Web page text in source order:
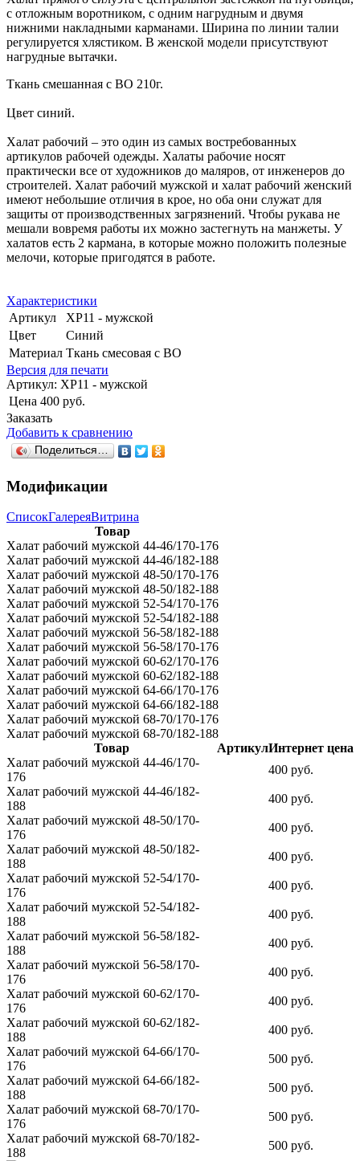
с отложным воротником, с одним нагрудным и двумя
нижними накладными карманами. Ширина по линии талии
регулируется хлястиком. В женской модели присутствуют
нагрудные вытачки.
Ткань смешанная с ВО 210г.
Цвет синий.
Халат рабочий – это один из самых востребованных
артикулов рабочей одежды. Халаты рабочие носят
практически все от художников до маляров, от инженеров до
строителей. Халат рабочий мужской и халат рабочий женский
имеют небольшие отличия в крое, но оба они служат для
защиты от производственных загрязнений. Чтобы рукава не
мешали вовремя работы их можно застегнуть на манжеты. У
халатов есть 2 кармана, в которые можно положить полезные
мелочи, которые пригодятся в работе.
Характеристики
Артикул
ХР11 - мужской
Цвет
Синий
Материал Ткань смесовая с ВО
Версия для печати
Артикул: ХР11 - мужской
Цена 400 руб.
Заказать
Добавить к сравнению
Поделиться…
Модификации
СписокГалереяВитрина
Товар
Халат рабочий мужской 44-46/170-176
Халат рабочий мужской 44-46/182-188
Халат рабочий мужской 48-50/170-176
Халат рабочий мужской 48-50/182-188
Халат рабочий мужской 52-54/170-176
Халат рабочий мужской 52-54/182-188
Халат рабочий мужской 56-58/182-188
Халат рабочий мужской 56-58/170-176
Халат рабочий мужской 60-62/170-176
Халат рабочий мужской 60-62/182-188
Халат рабочий мужской 64-66/170-176
Халат рабочий мужской 64-66/182-188
Халат рабочий мужской 68-70/170-176
Халат рабочий мужской 68-70/182-188
Товар
АртикулИнтернет цена
Халат рабочий мужской 44-46/170-
176
400 руб.
Халат рабочий мужской 44-46/182-
188
400 руб.
Халат рабочий мужской 48-50/170-
176
400 руб.
Халат рабочий мужской 48-50/182-
188
400 руб.
Халат рабочий мужской 52-54/170-
176
400 руб.
Халат рабочий мужской 52-54/182-
188
400 руб.
Халат рабочий мужской 56-58/182-
188
400 руб.
Халат рабочий мужской 56-58/170-
176
400 руб.
Халат рабочий мужской 60-62/170-
176
400 руб.
Халат рабочий мужской 60-62/182-
188
400 руб.
Халат рабочий мужской 64-66/170-
176
500 руб.
Халат рабочий мужской 64-66/182-
188
500 руб.
Халат рабочий мужской 68-70/170-
176
500 руб.
Халат рабочий мужской 68-70/182-
188
500 руб.